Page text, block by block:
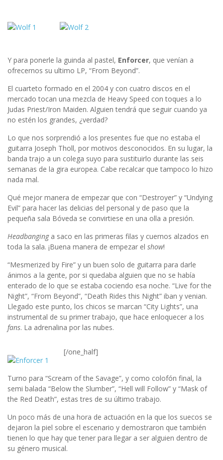
Y para ponerle la guinda al pastel, Enforcer, que venían a
ofrecernos su ultimo LP, “From Beyond”.
El cuarteto formado en el 2004 y con cuatro discos en el
mercado tocan una mezcla de Heavy Speed con toques a lo
Judas Priest/Iron Maiden. Alguien tendrá que seguir cuando ya
no estén los grandes, ¿verdad?
Lo que nos sorprendió a los presentes fue que no estaba el
guitarra Joseph Tholl, por motivos desconocidos. En su lugar, la
banda trajo a un colega suyo para sustituirlo durante las seis
semanas de la gira europea. Cabe recalcar que tampoco lo hizo
nada mal.
Qué mejor manera de empezar que con “Destroyer” y “Undying
Evil” para hacer las delicias del personal y de paso que la
pequeña sala Bóveda se convirtiese en una olla a presión.
Headbanginga saco en las primeras filas y cuernos alzados en
toda la sala. ¡Buena manera de empezar el show!
“Mesmerized by Fire” y un buen solo de guitarra para darle
ánimos a la gente, por si quedaba alguien que no se había
enterado de lo que se estaba cociendo esa noche. “Live for the
Night”, “From Beyond”, “Death Rides this Night” iban y venian.
Llegado este punto, los chicos se marcan “City Lights”, una
instrumental de su primer trabajo, que hace enloquecer a los
fans. La adrenalina por las nubes.
[/one_half]
Turno para “Scream of the Savage”, y como colofón final, la
semi balada “Below the Slumber”, “Hell will Follow” y “Mask of
the Red Death”, estas tres de su último trabajo.
Un poco más de una hora de actuación en la que los suecos se
dejaron la piel sobre el escenario y demostraron que también
tienen lo que hay que tener para llegar a ser alguien dentro de
su género musical.